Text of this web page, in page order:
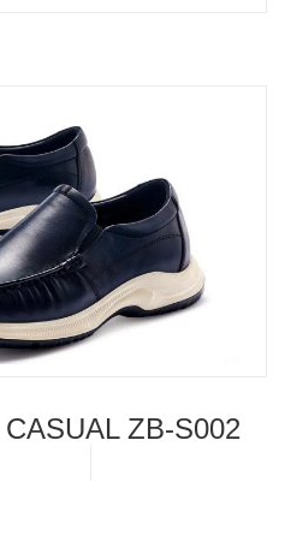
ZB-S002